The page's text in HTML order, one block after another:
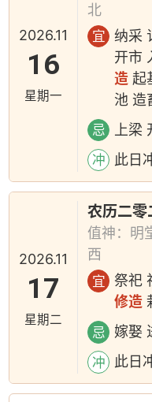
2026.11
16
星期一
北
宜
纳采
开市
造 起
池 造
忌 上梁
冲 此日
2026.11
17
星期二
农历二零
值神：明
西
宜
祭祀
修造
忌 嫁娶
冲 此日